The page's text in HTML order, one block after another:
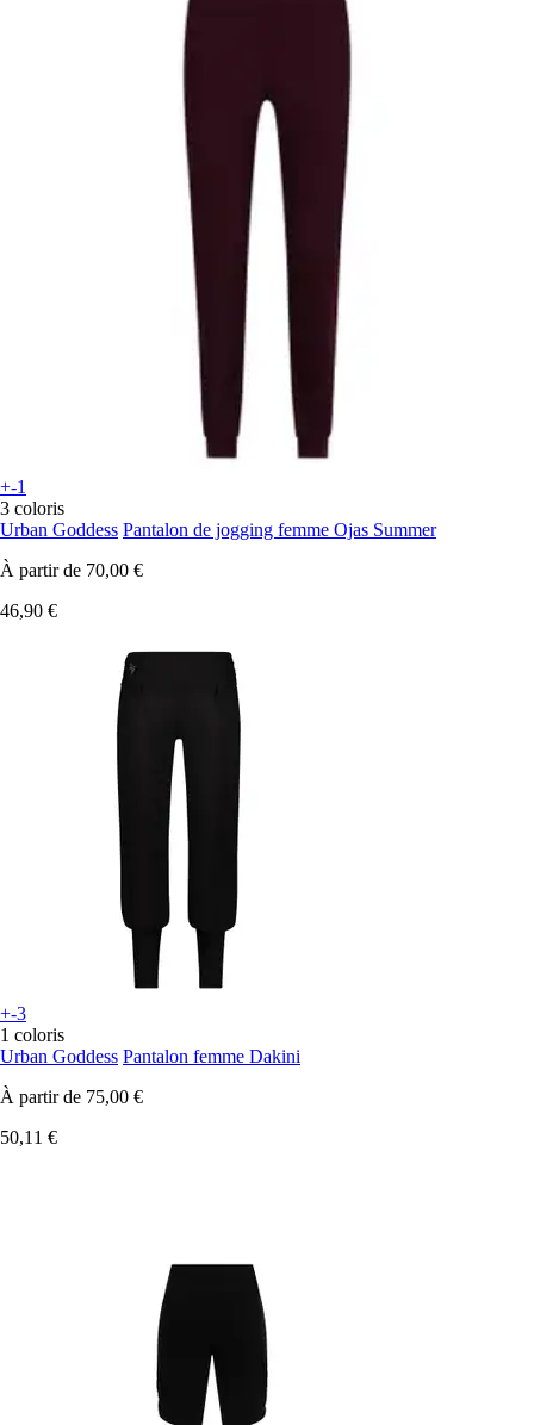
+-1
3 coloris
Urban Goddess Pantalon de jogging femme Ojas Summer
À partir de 70,00 €
46,90 €
+-3
1 coloris
Urban Goddess Pantalon femme Dakini
À partir de 75,00 €
50,11 €